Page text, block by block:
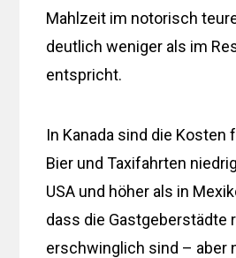
Mahlzeit im notorisch
deutlich weniger als im
entspricht.
In Kanada sind die Kosten
Bier und Taxifahrten
USA und höher als in
dass die Gastgeberstädte
erschwinglich sind – aber